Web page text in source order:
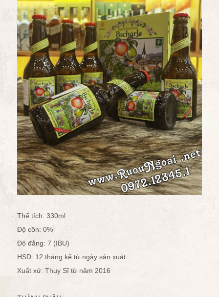
Thể tích: 330ml
Độ cồn: 0%
Độ đắng: 7 (IBU)
HSD: 12 tháng kể từ ngày sản xuát
Xuất xứ: Thụy Sĩ từ năm 2016